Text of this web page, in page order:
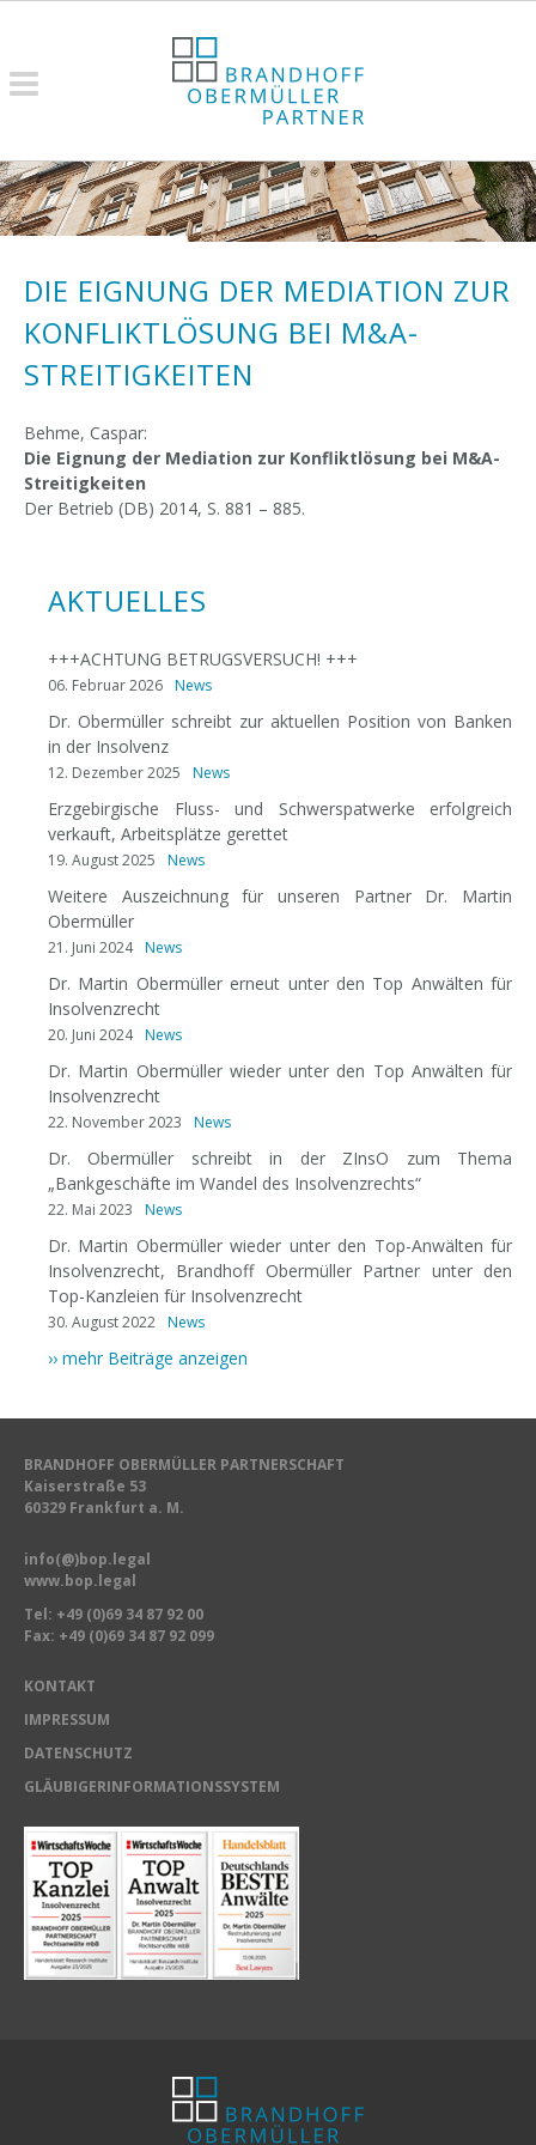
DIE EIGNUNG DER MEDIATION ZUR
KONFLIKTLÖSUNG BEI M&A-
STREITIGKEITEN
Behme, Caspar:
Die Eignung der Mediation zur Konfliktlösung bei M&A-
Streitigkeiten
Der Betrieb (DB) 2014, S. 881 – 885.
AKTUELLES
+++ACHTUNG BETRUGSVERSUCH! +++
06. Februar 2026 News
Dr. Obermüller schreibt zur aktuellen Position von Banken
in der Insolvenz
12. Dezember 2025 News
Erzgebirgische Fluss- und Schwerspatwerke erfolgreich
verkauft, Arbeitsplätze gerettet
19. August 2025 News
Weitere Auszeichnung für unseren Partner Dr. Martin
Obermüller
21. Juni 2024 News
Dr. Martin Obermüller erneut unter den Top Anwälten für
Insolvenzrecht
20. Juni 2024 News
Dr. Martin Obermüller wieder unter den Top Anwälten für
Insolvenzrecht
22. November 2023 News
Dr. Obermüller schreibt in der ZInsO zum Thema
„Bankgeschäfte im Wandel des Insolvenzrechts“
22. Mai 2023 News
Dr. Martin Obermüller wieder unter den Top-Anwälten für
Insolvenzrecht, Brandhoff Obermüller Partner unter den
Top-Kanzleien für Insolvenzrecht
30. August 2022 News
›› mehr Beiträge anzeigen
BRANDHOFF OBERMÜLLER PARTNERSCHAFT
Kaiserstraße 53
60329 Frankfurt a. M.
info(@)bop.legal
www.bop.legal
Tel: +49 (0)69 34 87 92 00
Fax: +49 (0)69 34 87 92 099
KONTAKT
IMPRESSUM
DATENSCHUTZ
GLÄUBIGERINFORMATIONSSYSTEM